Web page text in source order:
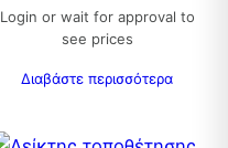
Login or wait for approval to
see prices
Διαβάστε περισσότερα